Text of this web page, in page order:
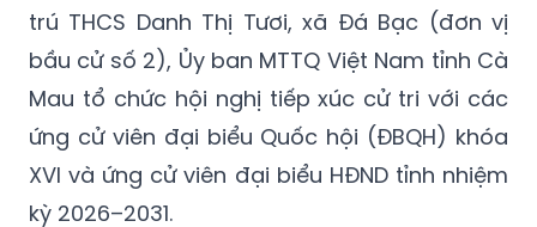
trú THCS Danh Thị Tươi, xã Đá Bạc (đơn vị
bầu cử số 2), Ủy ban MTTQ Việt Nam tỉnh Cà
Mau tổ chức hội nghị tiếp xúc cử tri với các
ứng cử viên đại biểu Quốc hội (ĐBQH) khóa
XVI và ứng cử viên đại biểu HĐND tỉnh nhiệm
kỳ 2026–2031.